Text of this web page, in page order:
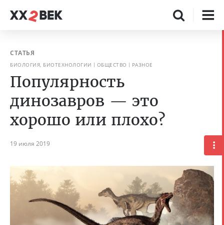
СТАТЬЯ
БИОЛОГИЯ, БИОТЕХНОЛОГИИ ОБЩЕСТВО РАЗНОЕ
Популярность
динозавров — это
хорошо или плохо?
19 июля 2019